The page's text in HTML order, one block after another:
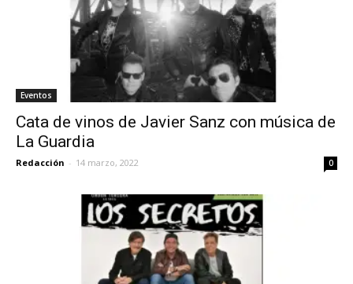
Eventos
Cata de vinos de Javier Sanz con música de
La Guardia
Redacción - 14 marzo, 2022 0